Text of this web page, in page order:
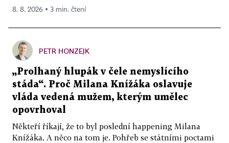
8. 8. 2026 ▪ 3 min. čtení
PETR HONZEJK
„Prolhaný hlupák v čele nemyslícího
stáda“. Proč Milana Knížáka oslavuje
vláda vedená mužem, kterým umělec
opovrhoval
Někteří říkají, že to byl poslední happening Milana
Knížáka. A něco na tom je. Pohřeb se státními poctami